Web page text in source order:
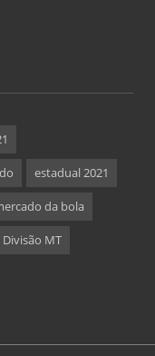
estadual 2021
da bola
MT